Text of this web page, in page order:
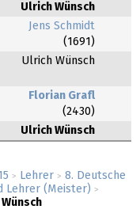
> Lehrer > 8. Deutsche
Lehrer (Meister) >
Ulrich Wünsch
Jens Schmidt
(1691)
Ulrich Wünsch
Florian Grafl
(2430)
Ulrich Wünsch